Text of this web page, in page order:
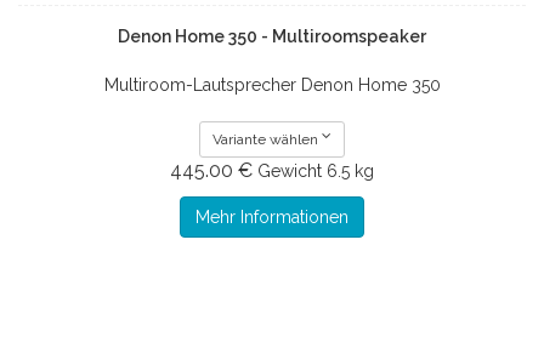
Denon Home 350 - Multiroomspeaker
Multiroom-Lautsprecher Denon Home 350
Variante wählen
445.00 € Gewicht 6.5 kg
Mehr Informationen